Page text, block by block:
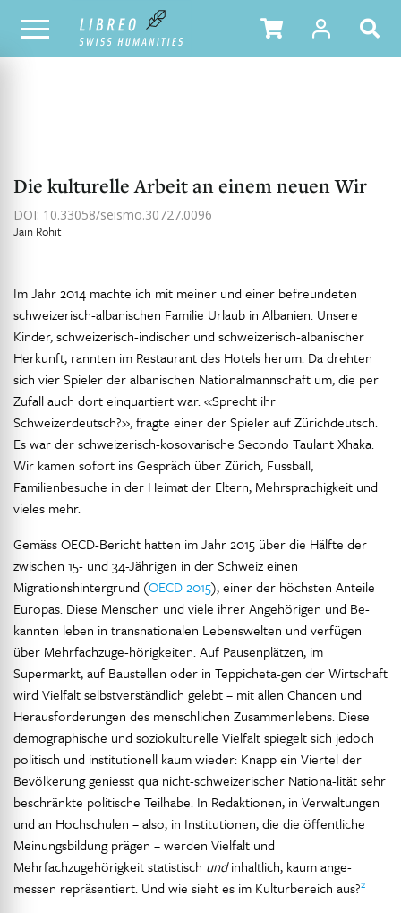
NOTRE CATALOGUE TABLE DES MATIÈRES
Die kulturelle Arbeit an einem neuen Wir
DOI: 10.33058/seismo.30727.0096
Jain Rohit
Im Jahr 2014 machte ich mit meiner und einer befreundeten
schweizerisch-albanischen Familie Urlaub in Albanien. Unsere
Kinder, schweizerisch-indischer und schweizerisch-albanischer
Herkunft, rannten im Restaurant des Hotels herum. Da drehten
sich vier Spieler der albanischen Nationalmannschaft um, die per
Zufall auch dort einquartiert war. «Sprecht ihr
Schweizerdeutsch?», fragte einer der Spieler auf Zürichdeutsch.
Es war der schweizerisch-kosovarische Secondo Taulant Xhaka.
Wir kamen sofort ins Gespräch über Zürich, Fussball,
Familienbesuche in der Heimat der Eltern, Mehrsprachigkeit und
vieles mehr.
Gemäss OECD-Bericht hatten im Jahr 2015 über die Hälfte der
zwischen 15- und 34-Jährigen in der Schweiz einen
Migrationshintergrund (OECD 2015), einer der höchsten Anteile
Europas. Diese Menschen und viele ihrer Angehörigen und Be-
kannten leben in transnationalen Lebenswelten und verfügen
über Mehrfachzuge-hörigkeiten. Auf Pausenplätzen, im
Supermarkt, auf Baustellen oder in Teppicheta-gen der Wirtschaft
wird Vielfalt selbstverständlich gelebt – mit allen Chancen und
Herausforderungen des menschlichen Zusammenlebens. Diese
demographische und soziokulturelle Vielfalt spiegelt sich jedoch
politisch und institutionell kaum wieder: Knapp ein Viertel der
Bevölkerung geniesst qua nicht-schweizerischer Nationa-lität sehr
beschränkte politische Teilhabe. In Redaktionen, in Verwaltungen
und an Hochschulen – also, in Institutionen, die die öffentliche
Meinungsbildung prägen – werden Vielfalt und
Mehrfachzugehörigkeit statistisch undinhaltlich, kaum ange-
messen repräsentiert. Und wie sieht es im Kulturbereich aus?2